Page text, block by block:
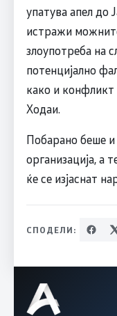
упатува апел до
истражи
злоупотреба на
потенцијално
како и конфликт
Ходаи.
Побарано беше и
организација, а
ќе се изјаснат
СПОДЕЛИ: